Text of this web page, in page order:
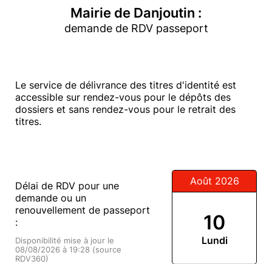
Mairie de Danjoutin :
demande de RDV passeport
Le service de délivrance des titres d'identité est
accessible sur rendez-vous pour le dépôts des
dossiers et sans rendez-vous pour le retrait des
titres.
Délai de RDV pour une
demande ou un
renouvellement de passeport
:
Disponibilité mise à jour le
08/08/2026 à 19:28 (source
RDV360)
Août 2026
10
Lundi